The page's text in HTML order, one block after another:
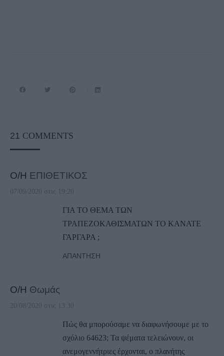
21 COMMENTS
Ο/Η ΕΠΙΘΕΤΙΚΟΣ
07/09/2020 στις 19:20
ΓΙΑ ΤΟ ΘΕΜΑ ΤΩΝ
ΤΡΑΠΕΖΟΚΑΘΙΣΜΑΤΩΝ ΤΟ ΚΑΝΑΤΕ
ΓΑΡΓΑΡΑ ;
ΑΠΆΝΤΗΣΗ
Ο/Η Θωμάς
20/08/2020 στις 13:30
Πώς θα μπορούσαμε να διαφωνήσουμε με το
σχόλιο 64623; Τα ψέματα τελειώνουν, οι
ανεμογεννήτριες έρχονται, ο πλανήτης